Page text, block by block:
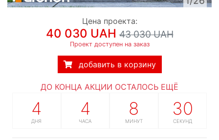
Цена проекта:
40 030 UAH43 030 UAH
Проект доступен на заказ
добавить в корзину
ДО КОНЦА АКЦИИ ОСТАЛОСЬ ЕЩЁ
4
ДНЯ
4
ЧАСА
8
МИНУТ
29
СЕКУНД